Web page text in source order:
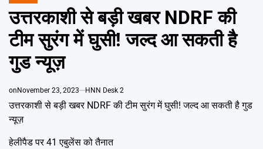
उत्तरकाशी से बड़ी खबर NDRF की
टीम सुरंग में घुसी! जल्द आ सकती है
गुड न्यूज़
on November 23, 2023 HNN Desk 2
उत्तरकाशी से बड़ी खबर NDRF की टीम सुरंग में घुसी! जल्द आ सकती है गुड
न्यूज़
हेलीपैड पर 41 एबुलेंस को तैनात